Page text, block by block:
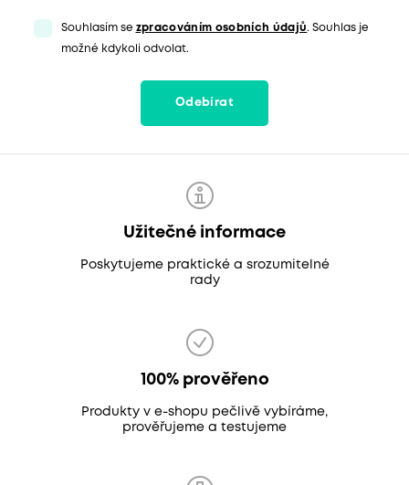
Souhlasím se zpracováním osobních údajů. Souhlas je
možné kdykoli odvolat.
Odebírat
Užitečné informace
Poskytujeme praktické a srozumitelné
rady
100% prověřeno
Produkty v e-shopu pečlivě vybíráme,
prověřujeme a testujeme